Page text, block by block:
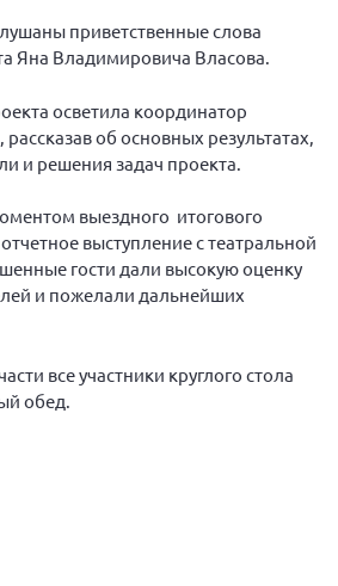
2023
2021
2021
приветственные слова
Яна Владимировича Власова.
осветила координатор
об основных результатах,
и решения задач проекта.
выездного итогового
выступление с театральной
гости дали высокую оценку
и пожелали дальнейших
все участники круглого стола
обед.